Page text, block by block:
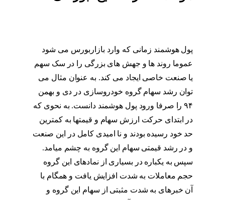
پول هوشمند زمانی که وارد بازاربورس می شود
عموما روند ها و جهش های بزرگی را در سک سهم
یا صنعت خاصی ایجاد می کند. به عنوان مثال می
توان رشد سهام گروه خودروسازی در دی و بهمن
۹۴ را صرفا ورود پول هوشمند دانست. به نحوی که
در ابتدای حرکت ارزش سهام و قیمتها به کمترین
حد خود رسیده بودند و نا امیدی کامل در این صنعت
و در رشد قیمتی سهام این گروه به چشم میامد.
سپس به یکباره در بسیاری از نمادهای این گروه
حجم معاملات به شدت افزایش یافت و همگام با
آن خبرهای به شدت مثبتی از سهام این گروه و